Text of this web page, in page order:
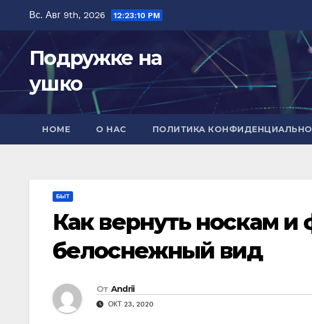
содержимому
Вс. Авг 9th, 2026 12:23:12 PM
Подружке на
ушко
HOME О НАС ПОЛИТИКА
БЫТ
Как вернуть носкам и
белоснежный вид
От Andrii
ОКТ 23, 2020